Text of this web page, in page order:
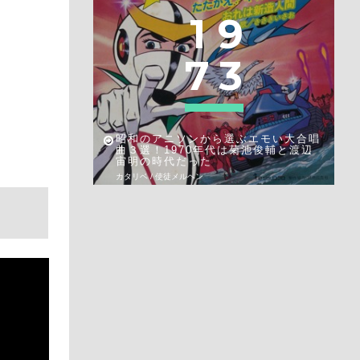
1 9
73
昭和のアニソンから選ぶエモい大合唱
曲３選！1970年代は菊池俊輔と渡辺
宙明の時代だった
カタリベ / 使徒メルヘン